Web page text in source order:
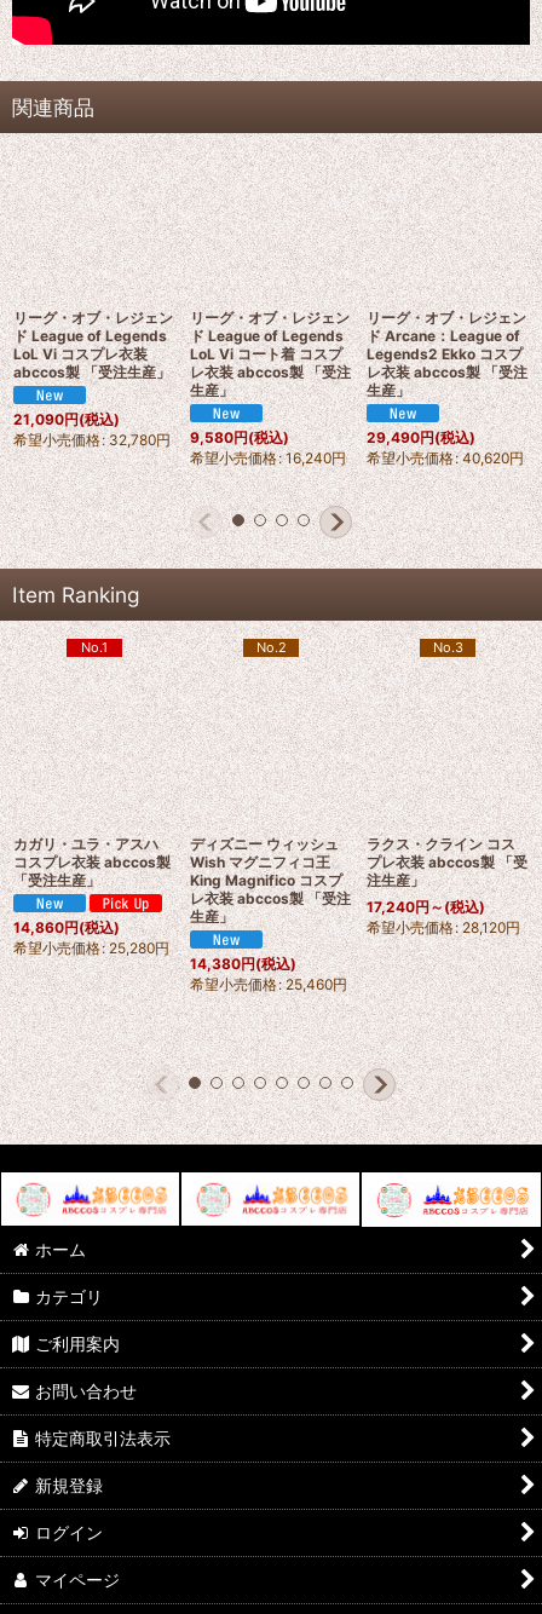
関連商品
リーグ・オブ・レジェン
ド League of Legends
LoL Vi コスプレ衣装
abccos製 「受注生産」
21,090円(税込)
希望小売価格: 32,780円
リーグ・オブ・レジェン
ド League of Legends
LoL Vi コート着 コスプ
レ衣装 abccos製 「受注
生産」
9,580円(税込)
希望小売価格: 16,240円
リーグ・オブ・レジェン
ド Arcane：League of
Legends2 Ekko コスプ
レ衣装 abccos製 「受注
生産」
29,490円(税込)
希望小売価格: 40,620円
Item Ranking
No.1
カガリ・ユラ・アスハ
コスプレ衣装 abccos製
「受注生産」
14,860円(税込)
希望小売価格: 25,280円
No.2
ディズニー ウィッシュ
Wish マグニフィコ王
King Magnifico コスプ
レ衣装 abccos製 「受注
生産」
14,380円(税込)
希望小売価格: 25,460円
No.3
ラクス・クライン コス
プレ衣装 abccos製 「受
注生産」
17,240円～(税込)
希望小売価格: 28,120円
ホーム
カテゴリ
ご利用案内
お問い合わせ
特定商取引法表示
新規登録
ログイン
マイページ